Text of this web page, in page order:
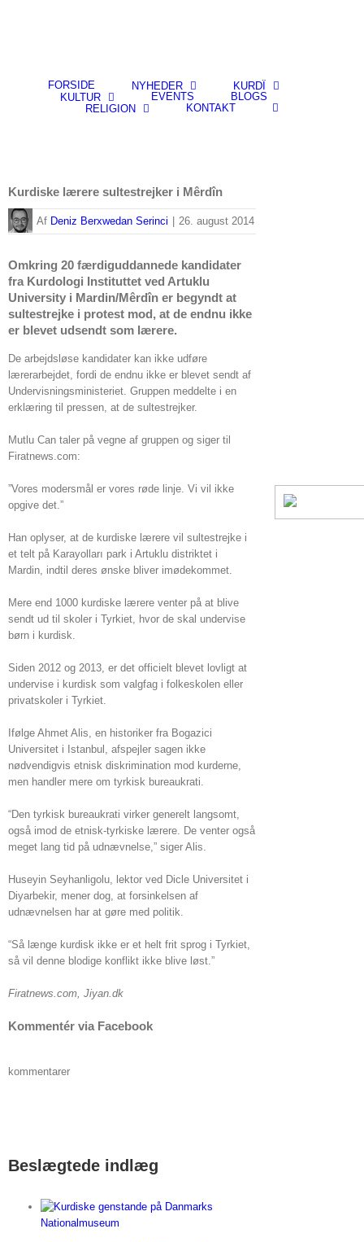
FORSIDE NYHEDER
KURDÎ
KULTUR
EVENTS
BLOGS
RELIGION
KONTAKT
Kurdiske lærere sultestrejker i Mêrdîn
By Deniz Berxwedan Serinci 26. august 2014
Omkring 20 færdiguddannede kandidater
fra Kurdologi Instituttet ved Artuklu
University i Mardin/Mêrdîn er begyndt at
sultestrejke i protest mod, at de endnu ikke
er blevet udsendt som lærere.
De arbejdsløse kandidater kan ikke udføre
lærerarbejdet, fordi de endnu ikke er blevet sendt af
Undervisningsministeriet. Gruppen meddelte i en
erklæring til pressen, at de sultestrejker.
Mutlu Can taler på vegne af gruppen og siger til
Firatnews.com:
”Vores modersmål er vores røde linje. Vi vil ikke
opgive det.”
Han oplyser, at de kurdiske lærere vil sultestrejke i
et telt på Karayolları park i Artuklu distriktet i
Mardin, indtil deres ønske bliver imødekommet.
Mere end 1000 kurdiske lærere venter på at blive
sendt ud til skoler i Tyrkiet, hvor de skal undervise
børn i kurdisk.
Siden 2012 og 2013, er det officielt blevet lovligt at
undervise i kurdisk som valgfag i folkeskolen eller
privatskoler i Tyrkiet.
Ifølge Ahmet Alis, en historiker fra Bogazici
Universitet i Istanbul, afspejler sagen ikke
nødvendigvis etnisk diskrimination mod kurderne,
men handler mere om tyrkisk bureaukrati.
“Den tyrkisk bureaukrati virker generelt langsomt,
også imod de etnisk-tyrkiske lærere. De venter også
meget lang tid på udnævnelse,” siger Alis.
Huseyin Seyhanligolu, lektor ved Dicle Universitet i
Diyarbekir, mener dog, at forsinkelsen af
udnævnelsen har at gøre med politik.
“Så længe kurdisk ikke er et helt frit sprog i Tyrkiet,
så vil denne blodige konflikt ikke blive løst.”
Firatnews.com, Jiyan.dk
Kommentér via Facebook
kommentarer
Beslægtede indlæg